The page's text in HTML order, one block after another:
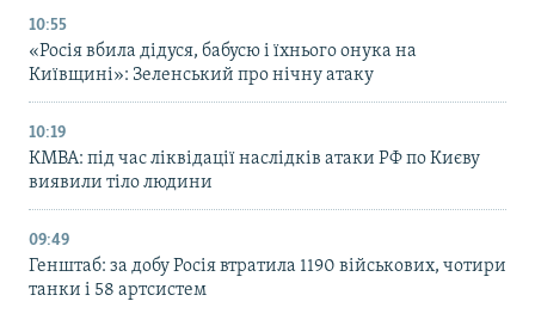
10:55
«Росія вбила дідуся, бабусю і їхнього онука на
Київщині»: Зеленський про нічну атаку
10:19
КМВА: під час ліквідації наслідків атаки РФ по Києву
виявили тіло людини
09:49
Генштаб: за добу Росія втратила 1190 військових, чотири
танки і 58 артсистем